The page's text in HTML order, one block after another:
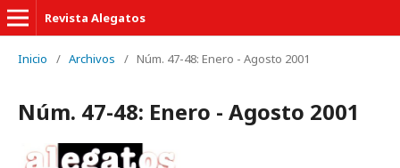
Revista Alegatos
Inicio / Archivos / Núm. 47-48: Enero - Agosto 2001
Núm. 47-48: Enero - Agosto 2001